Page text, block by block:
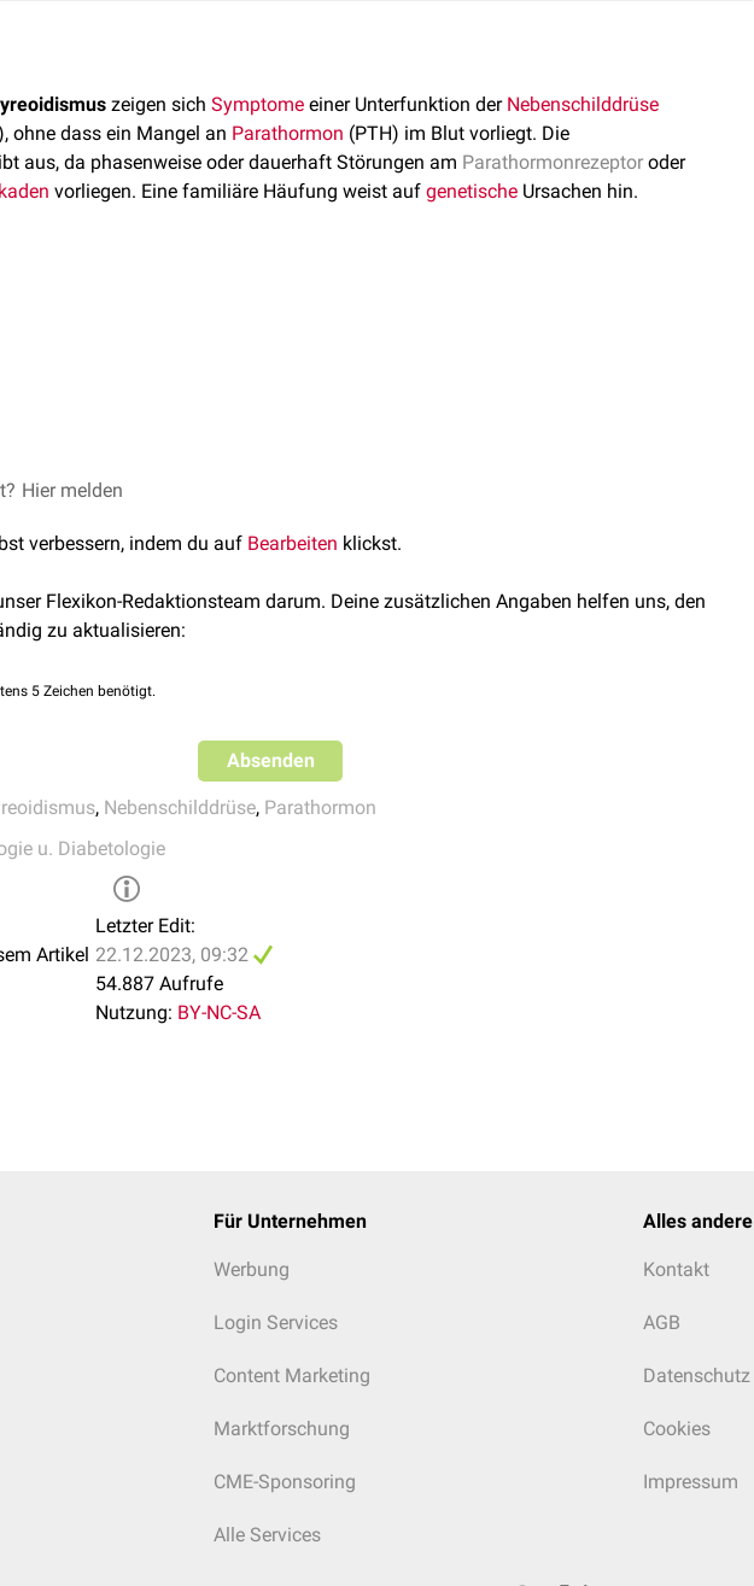
zeigen sich Symptome einer Unterfunktion der Nebenschilddrüse
ohne dass ein Mangel an Parathormon (PTH) im Blut vorliegt. Die
aus, da phasenweise oder dauerhaft Störungen am Parathormonrezeptor oder
vorliegen. Eine familiäre Häufung weist auf genetische Ursachen hin.
(Pseudo-PHP) abzugrenzen.
die dem Pseudohypoparathyreoidismus zugrunde liegen, nicht behandelt werden
des Pseudohypoparathyreoidismus kann behandelt werden. Die
der chronischenNebenschilddrüseninsuffizienz.
Hier melden
verbessern, indem du auf Bearbeiten klickst.
Flexikon-Redaktionsteam darum. Deine zusätzlichen Angaben helfen uns, den
zu aktualisieren:
5 Zeichen benötigt.
Absenden
, Nebenschilddrüse, Parathormon
u. Diabetologie
Artikel
Letzter Edit:
22.12.2023, 09:32
54.887 Aufrufe
Nutzung: BY-NC-SA
Für Unternehmen
Werbung
Login Services
Content Marketing
Marktforschung
CME-Sponsoring
Alle Services
Alles andere
Kontakt
AGB
Datenschutz
Cookies
Impressum